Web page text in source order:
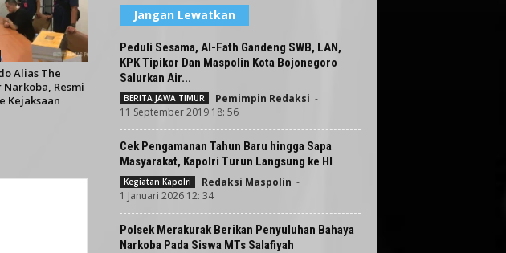
Alias The
Resmi
Kejaksaan
Jangan Lewatkan
Peduli Sesama, Al-Fath Gandeng SWB, LAN,
KPK Tipikor Dan Maspolin Kota Bojonegoro
Salurkan Air...
BERITA JAWA TIMUR Pemimpin Redaksi -
11 September 2019 18: 56
Cek Pengamanan Tahun Baru hingga Sapa
Masyarakat, Kapolri Turun Langsung ke HI
Kegiatan Kapolri Redaksi Maspolin -
1 Januari 2026 12: 34
Polsek Merakurak Berikan Penyuluhan Bahaya
Narkoba Pada Siswa MTs Salafiyah